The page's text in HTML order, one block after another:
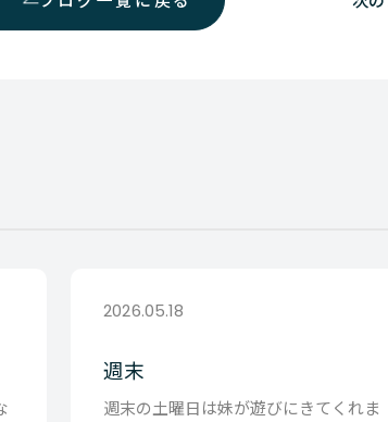
2026.05.18
週末
週末の土曜日は妹が遊びにきてくれま